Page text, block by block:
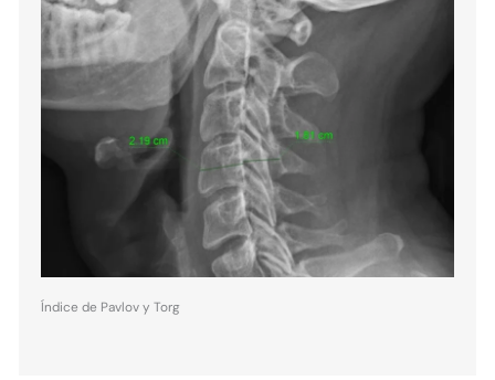
Índice de Pavlov y Torg